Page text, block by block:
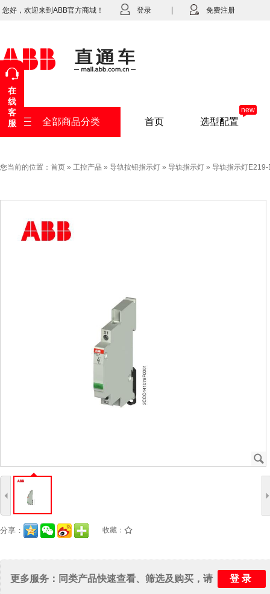
您好，欢迎来到ABB官方商城！ 登录 免费注册
全部商品分类 首页 选型配置
new
您当前的位置： 首页 » 工控产品 » 导轨按钮指示灯 » 导轨指示灯 » 导轨指示灯
J
4
分享： 收藏： /
更多服务：同类产品快速查看、筛选及购买，请 登录
在
线
客
服